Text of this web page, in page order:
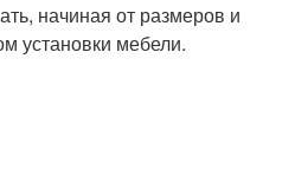
начиная от размеров и
установки мебели.